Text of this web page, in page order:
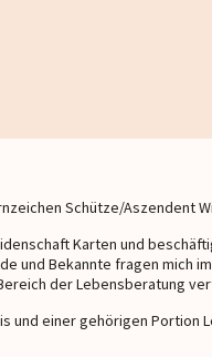
Schütze/Aszendent
Karten und
und Bekannte fragen mich
der Lebensberatung
und einer gehörigen Portion